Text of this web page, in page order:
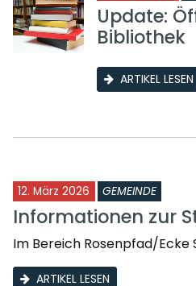
Update:
Bibliothek
ARTIKEL LESEN
12. März 2026 GEMEINDE
Informationen zur
Im Bereich Rosenpfad/Ecke
ARTIKEL LESEN